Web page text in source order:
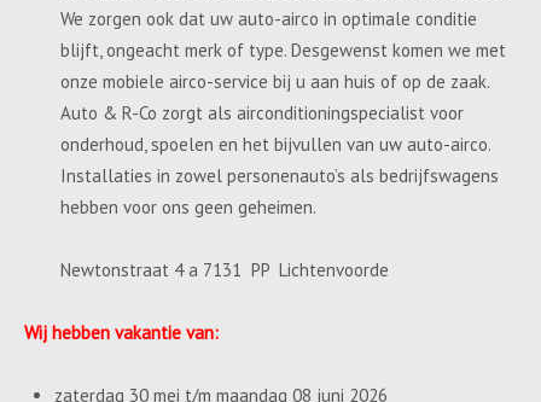
We zorgen ook dat uw auto-airco in optimale conditie
blijft, ongeacht merk of type. Desgewenst komen we met
onze mobiele airco-service bij u aan huis of op de zaak.
Auto & R-Co zorgt als airconditioningspecialist voor
onderhoud, spoelen en het bijvullen van uw auto-airco.
Installaties in zowel personenauto’s als bedrijfswagens
hebben voor ons geen geheimen.
Newtonstraat 4 a 7131 PP Lichtenvoorde
Wij hebben vakantie van:
zaterdag 30 mei t/m maandag 08 juni 2026